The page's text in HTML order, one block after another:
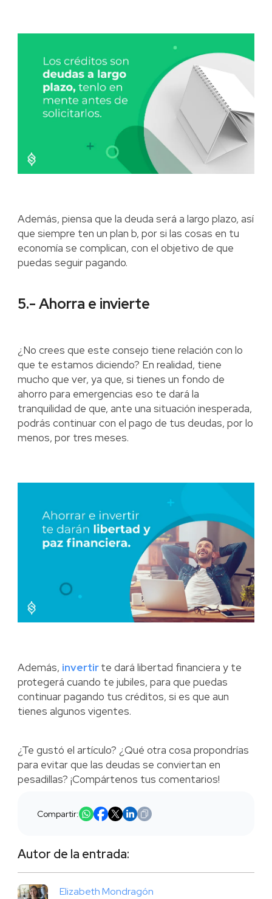
Además, piensa que la deuda será a largo plazo, así
que siempre ten un plan b, por si las cosas en tu
economía se complican, con el objetivo de que
puedas seguir pagando.
5.- Ahorra e invierte
¿No crees que este consejo tiene relación con lo
que te estamos diciendo? En realidad, tiene
mucho que ver, ya que, si tienes un fondo de
ahorro para emergencias eso te dará la
tranquilidad de que, ante una situación inesperada,
podrás continuar con el pago de tus deudas, por lo
menos, por tres meses.
Además, invertirte dará libertad financiera y te
protegerá cuando te jubiles, para que puedas
continuar pagando tus créditos, si es que aun
tienes algunos vigentes.
¿Te gustó el artículo? ¿Qué otra cosa propondrías
para evitar que las deudas se conviertan en
pesadillas? ¡Compártenos tus comentarios!
Compartir:
Autor de la entrada:
Elizabeth Mondragón